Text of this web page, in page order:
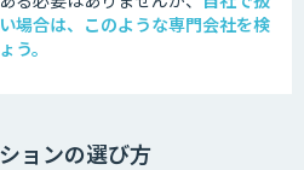
場合は、このような専門会社を検
う。
ョンの選び方